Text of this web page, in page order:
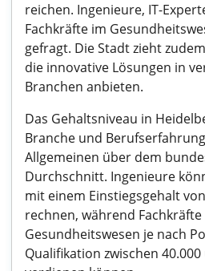
reichen. Ingenieure, IT-
Fachkräfte im
gefragt. Die Stadt zieht
die innovative Lösungen in
Branchen anbieten.
Das Gehaltsniveau in
Branche und
Allgemeinen über dem
Durchschnitt. Ingenieure
mit einem Einstiegsgehalt
rechnen, während Fachkräfte
Gesundheitswesen je nach
Qualifikation zwischen